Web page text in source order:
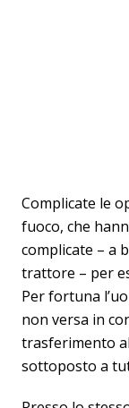
Complicate le
fuoco, che
complicate – a
trattore – per
Per fortuna
non versa in
trasferimento
sottoposto a